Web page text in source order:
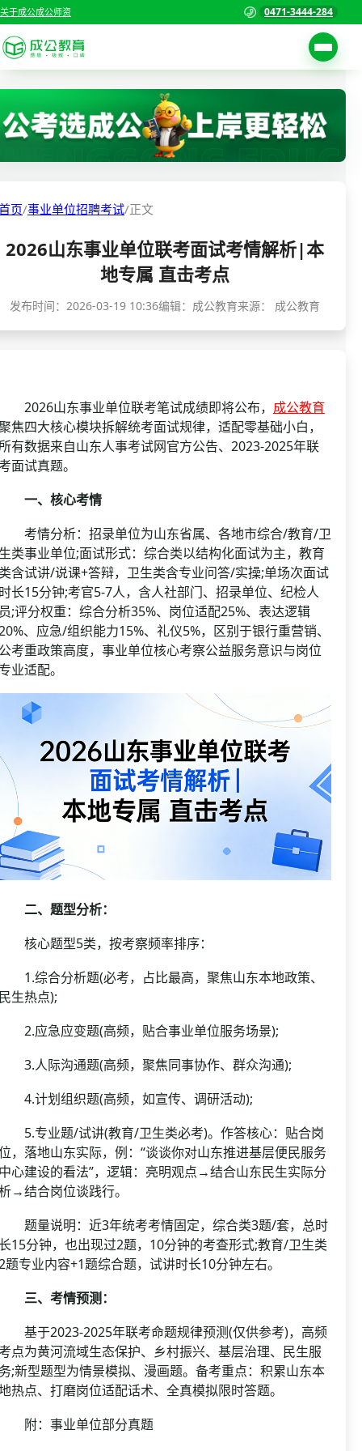
关于成公成公师资 0471-3444-284
考试公告
职位表
准考证打印
成绩查询
分数线
历年真题
公务员课程
首页
国家公务员考试
三支一扶考试
警察/辅警考试
页/事业单位招聘考试/正文
2026山东事业单位联考面试考情解析|本
地专属 直击考点
发布时间： 2026-03-19 10:36编辑：成公教育来源： 成公教育
山东事业单位联考笔试成绩即将公布， 成公教育
焦四大核心模块拆解统考面试规律，适配零基础小白，
有数据来自山东人事考试网官方公告、2023-2025年联
面试真题。
、核心考情
情分析：招录单位为山东省属、各地市综合/教育/卫
类事业单位;面试形式：综合类以结构化面试为主，教育
含试讲/说课+答辩，卫生类含专业问答/实操;单场次面试
长15分钟;考官5-7人，含人社部门、招录单位、纪检人
;评分权重：综合分析35%、岗位适配25%、表达逻辑
、应急/组织能力15%、礼仪5%，区别于银行重营销、
考重政策高度，事业单位核心考察公益服务意识与岗位
业适配。
、题型分析：
心题型5类，按考察频率排序：
综合分析题(必考，占比最高，聚焦山东本地政策、
生热点);
应急应变题(高频，贴合事业单位服务场景);
人际沟通题(高频，聚焦同事协作、群众沟通);
计划组织题(高频，如宣传、调研活动);
专业题/试讲(教育/卫生类必考)。作答核心：贴合岗
，落地山东实际，例：“谈谈你对山东推进基层便民服务
心建设的看法”，逻辑：亮明观点→结合山东民生实际分
→结合岗位谈践行。
量说明：近3年统考考情固定，综合类3题/套，总时
15分钟，也出现过2题，10分钟的考查形式;教育/卫生类
题专业内容+1题综合题，试讲时长10分钟左右。
三、考情预测：
于2023-2025年联考命题规律预测(仅供参考)，高频
点为黄河流域生态保护、乡村振兴、基层治理、民生服
;新型题型为情景模拟、漫画题。备考重点：积累山东本
热点、打磨岗位适配话术、全真模拟限时答题。
：事业单位部分真题